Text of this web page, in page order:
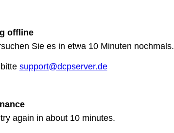
offline
Sie es in etwa 10 Minuten nochmals.
support@dcpserver.de
again in about 10 minutes.